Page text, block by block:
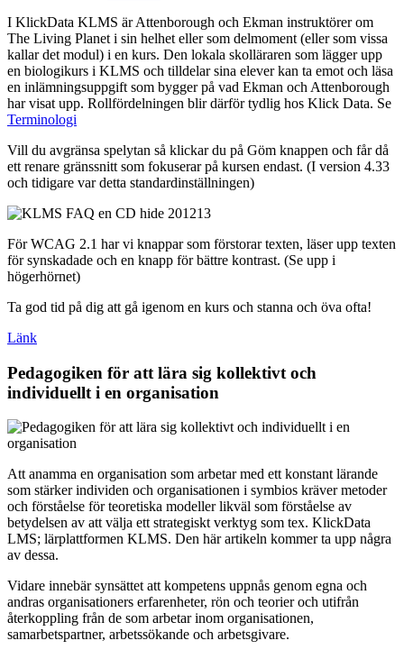
I KlickData KLMS är Attenborough och Ekman instruktörer om
The Living Planet i sin helhet eller som delmoment (eller som vissa
kallar det modul) i en kurs. Den lokala skolläraren som lägger upp
en biologikurs i KLMS och tilldelar sina elever kan ta emot och läsa
en inlämningsuppgift som bygger på vad Ekman och Attenborough
har visat upp. Rollfördelningen blir därför tydlig hos Klick Data. Se
Terminologi
Vill du avgränsa spelytan så klickar du på Göm knappen och får då
ett renare gränssnitt som fokuserar på kursen endast. (I version 4.33
och tidigare var detta standardinställningen)
För WCAG 2.1 har vi knappar som förstorar texten, läser upp texten
för synskadade och en knapp för bättre kontrast. (Se upp i
högerhörnet)
Ta god tid på dig att gå igenom en kurs och stanna och öva ofta!
Länk
Pedagogiken för att lära sig kollektivt och
individuellt i en organisation
Att anamma en organisation som arbetar med ett konstant lärande
som stärker individen och organisationen i symbios kräver metoder
och förståelse för teoretiska modeller likväl som förståelse av
betydelsen av att välja ett strategiskt verktyg som tex. KlickData
LMS; lärplattformen KLMS. Den här artikeln kommer ta upp några
av dessa.
Vidare innebär synsättet att kompetens uppnås genom egna och
andras organisationers erfarenheter, rön och teorier och utifrån
återkoppling från de som arbetar inom organisationen,
samarbetspartner, arbetssökande och arbetsgivare.